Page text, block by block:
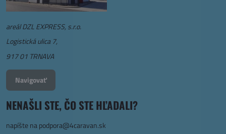
areál DZL EXPRESS, s.r.o.
Logistická ulica 7,
917 01 TRNAVA
Navigovať
NENAŠLI STE, ČO STE HĽADALI?
napíšte napodpora@4caravan.sk